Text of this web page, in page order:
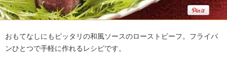
おもてなしにもピッタリの和風ソースのローストビーフ。フライパ
ンひとつで手軽に作れるレシピです。